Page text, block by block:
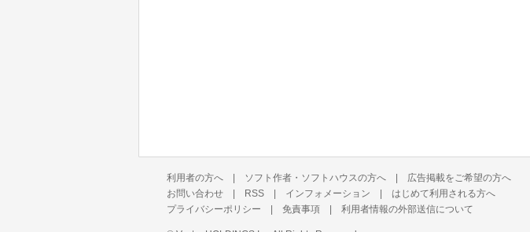
利用者の方へ | ソフト作者・ソフトハウスの方へ | 広告掲載をご希望の方へ
お問い合わせ | RSS | インフォメーション | はじめて利用される方へ
プライバシーポリシー | 免責事項 | 利用者情報の外部送信について